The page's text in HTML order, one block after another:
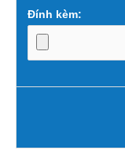
Đính kèm: